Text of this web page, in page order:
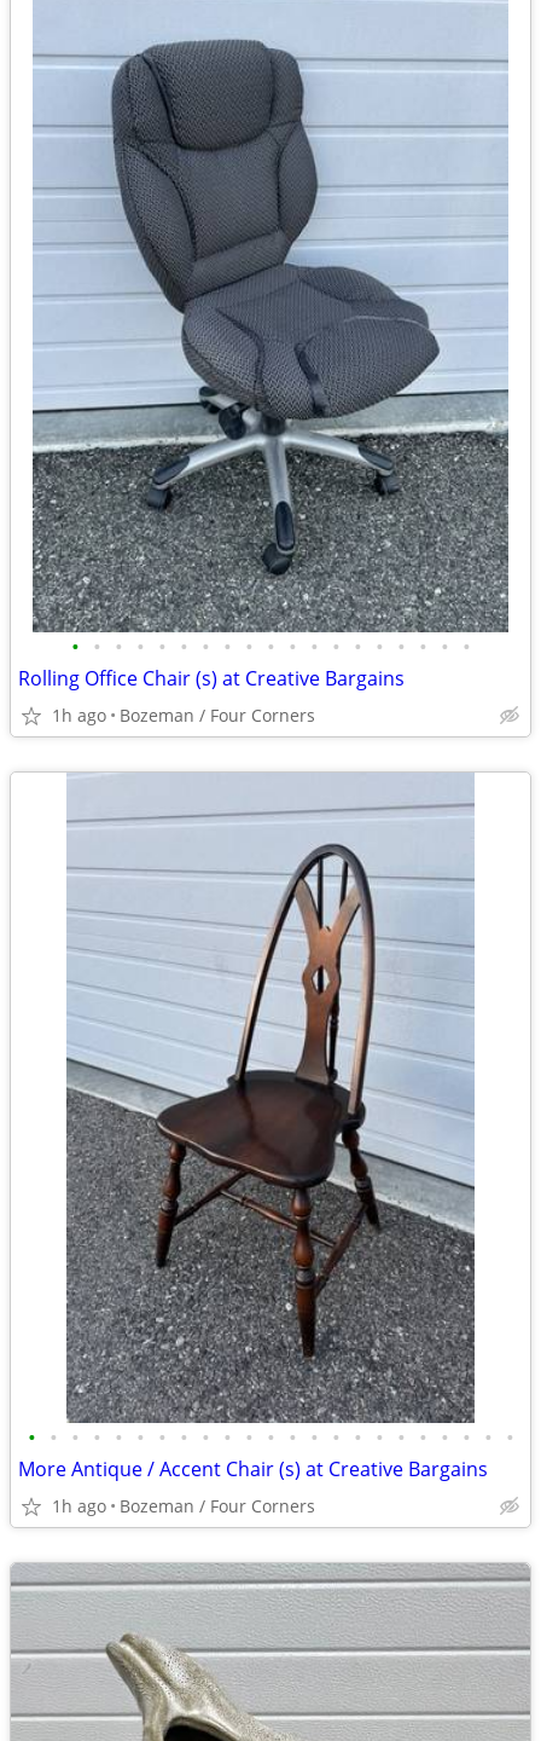
• • • • • • • • • • • • • • • • • • •
Rolling Office Chair (s) at Creative Bargains
1h ago Bozeman / Four Corners
• • • • • • • • • • • • • • • • • • • • • • •
More Antique / Accent Chair (s) at Creative Bargains
1h ago Bozeman / Four Corners